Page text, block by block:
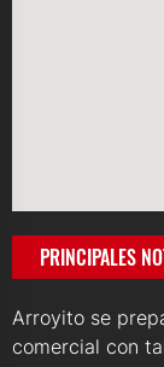
PRINCIPALES
Arroyito se
comercial con